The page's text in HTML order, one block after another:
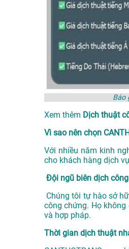
Báo
Xem thêm Dịch thuật
Vì sao nên chọn
Với nhiều năm kinh
cho khách hàng dịch
Đội ngũ biên dịch
Chúng tôi tự hào sở
công chứng. Họ
và hợp pháp.
Thời gian dịch thuật